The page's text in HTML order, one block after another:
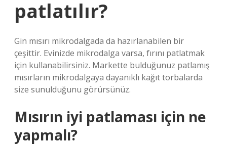
patlatılır?
Gin mısırı mikrodalgada da hazırlanabilen bir
çeşittir. Evinizde mikrodalga varsa, fırını patlatmak
için kullanabilirsiniz. Markette bulduğunuz patlamış
mısırların mikrodalgaya dayanıklı kağıt torbalarda
size sunulduğunu görürsünüz.
Mısırın iyi patlaması için ne
yapmalı?